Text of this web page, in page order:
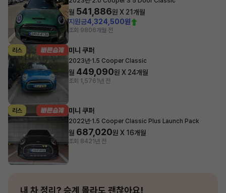
월 541,886원 X 21개월
지원금4,324,500원
조회 9806개월 전
리스 미니 쿠퍼
2023년·1.5 Cooper Classic
월 449,090원 X 24개월
조회 1,5761년 전
리스 미니 쿠퍼
2022년·1.5 Cooper Classic Plus Launch Pack
월 687,020원 X 16개월
조회 8421년 전
내 차 정리? 승계 몰라도 괜찮아요!